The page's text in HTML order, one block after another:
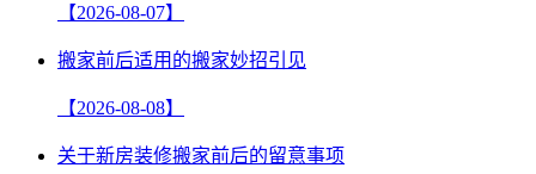
【2026-08-07】
搬家前后适用的搬家妙招引见
【2026-08-08】
关于新房装修搬家前后的留意事项